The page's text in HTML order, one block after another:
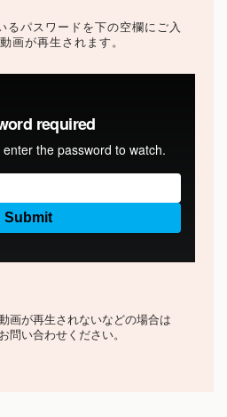
るパスワードを下の空欄にご入
画が再生されます。
画が再生されないなどの場合は
問い合わせください。